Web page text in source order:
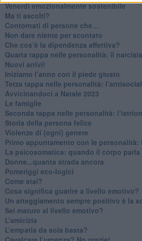
​Venerdì emozionalmente sostenibile
Ma ti ascolti?
Contornati di persone che…
Non dare niente per scontato
Che cos’è la dipendenza affettiva?
Quarta tappa nelle personalità: il
​Nuovi arrivi!
​Iniziamo l’anno con il piede giusto
​Terza tappa nelle personalità:
​Avvicinandoci a Natale 2023
Le famiglie
Seconda tappa nelle personalità:
​Storia della persona felice
Violenze di (ogni) genere
​Primo appuntamento con le personalità:
La psicosomatica: quando il corpo parla
Donne...quanta strada ancora
​Pomeriggi eco-logici
​Come stai?
Cosa significa guarire a livello emotivo?
​Un atteggiamento sempre positivo è la
​Sei maturo al livello emotivo?
​L’amicizia
​L’empatia da sola basta?